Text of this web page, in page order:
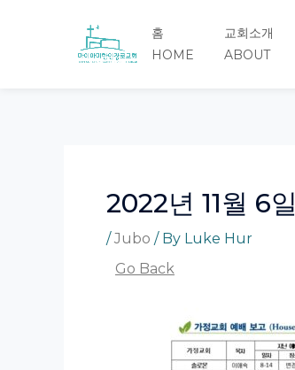
홈
HOME
교회소개
ABOUT
2022년 11월 6
/Jubo / By Luke Hur
Go Back
navigation